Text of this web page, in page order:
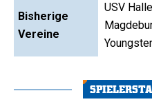
Bisherige
Vereine
USV